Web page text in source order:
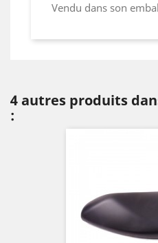
Vendu dans son
4 autres produits
: